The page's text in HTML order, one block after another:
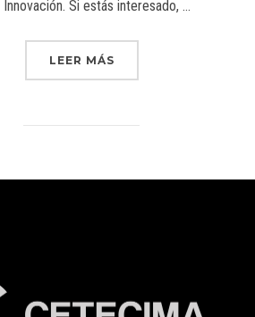
Innovación. Si estás interesado, …
LEER MÁS